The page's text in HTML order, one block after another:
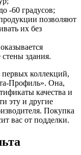
-60 градусов;
позволяют
их без
здания.
первых коллекций,
Профиль». Она,
качества и
эту и другие
Покупка
вас от подделки.